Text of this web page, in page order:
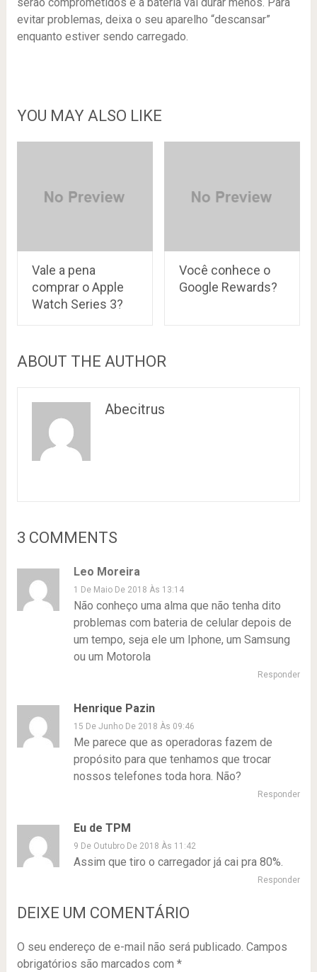
evitar problemas, deixa o seu aparelho “descansar”
enquanto estiver sendo carregado.
YOU MAY ALSO LIKE
Vale a pena
comprar o Apple
Watch Series 3?
Você conhece o
Google Rewards?
ABOUT THE AUTHOR
Abecitrus
3 COMMENTS
Leo Moreira
1 De Maio De 2018 Às 13:14
Não conheço uma alma que não tenha dito
problemas com bateria de celular depois de
um tempo, seja ele um Iphone, um Samsung
ou um Motorola
Responder
Henrique Pazin
15 De Junho De 2018 Às 09:46
Me parece que as operadoras fazem de
propósito para que tenhamos que trocar
nossos telefones toda hora. Não?
Responder
Eu de TPM
9 De Outubro De 2018 Às 11:42
Assim que tiro o carregador já cai pra 80%.
Responder
DEIXE UM COMENTÁRIO
O seu endereço de e-mail não será publicado. Campos
obrigatórios são marcados com *